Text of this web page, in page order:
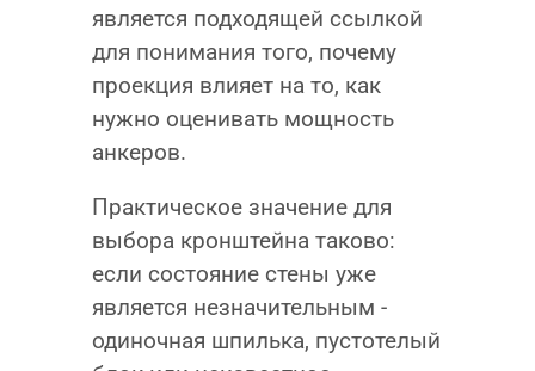
является подходящей ссылкой
для понимания того, почему
проекция влияет на то, как
нужно оценивать мощность
анкеров.
Практическое значение для
выбора кронштейна таково:
если состояние стены уже
является незначительным -
одиночная шпилька, пустотелый